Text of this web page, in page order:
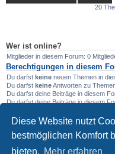
Diese Website nutzt
bestmöglichen Komfort
bieten. Mehr erfahren
20
Wer ist online?
Mitglieder in diesem Forum: 0
Berechtigungen in diesem
Du darfst keine neuen Themen in
Du darfst keineAntworten zu
Du darfst deine Beiträge in diesem
Du darfst deine Beiträge in diesem
Foren-Übersicht
*Original